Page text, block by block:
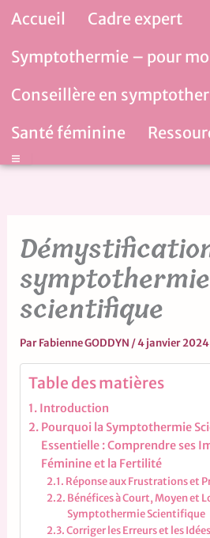
Aller
contenu
Accueil
Cadre expert
Symptothermie – pour
Conseillère en
Santé féminine
Hamburger Toggle Menu
symptothermie
scientifique
ParFabienne GODDYN /4 janvier 2024
Table des matières
Introduction
Pourquoi la Symptothermie
Essentielle : Comprendre ses
Féminine et la Fertilité
Réponse aux Frustrations et
Bénéfices à Court, Moyen et
Symptothermie Scientifique
Corriger les Erreurs et les